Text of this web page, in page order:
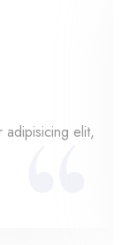
adipisicing elit,